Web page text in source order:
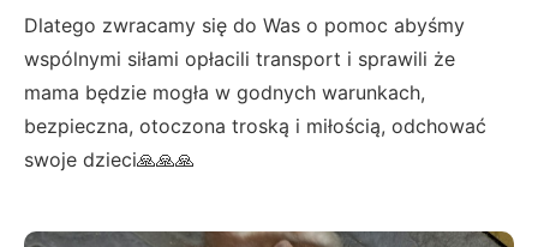
Dlatego zwracamy się do Was o pomoc abyśmy
wspólnymi siłami opłacili transport i sprawili że
mama będzie mogła w godnych warunkach,
bezpieczna, otoczona troską i miłością, odchować
swoje dzieci🙏🙏🙏